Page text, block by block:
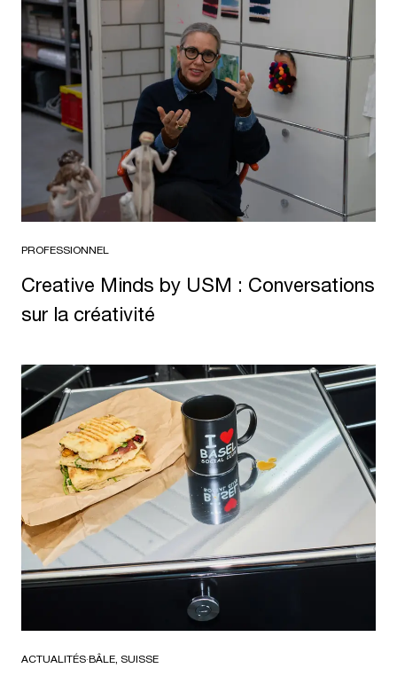
PROFESSIONNEL
Creative Minds by USM : Conversations
sur la créativité
ACTUALITÉS·BÂLE, SUISSE